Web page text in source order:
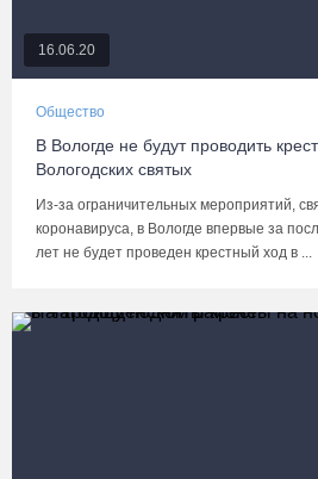
16.06.20
Общество
В Вологде не будут проводить
Вологодских святых
Из-за ограничительных мероприятий,
коронавируса, в Вологде впервые за
лет не будет проведен крестный ход в ...